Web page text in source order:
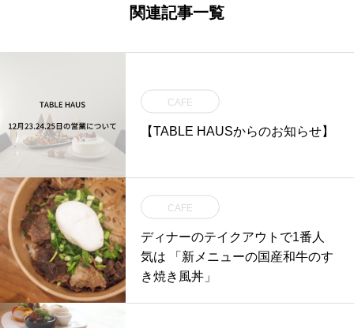
関連記事一覧
CAFE
【TABLE HAUSからのお知らせ】
CAFE
ディナーのテイクアウトで1番人
気は 「新メニューの国産和牛のす
き焼き風丼」